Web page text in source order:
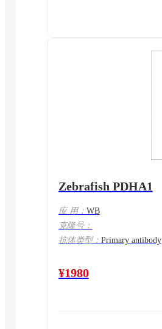
Zebrafish PDHA1
应 用： WB
克隆号：
抗体类型： Primary antibody
¥1980